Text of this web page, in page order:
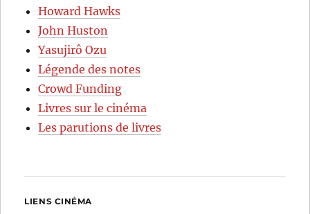
Howard Hawks
John Huston
Yasujirô Ozu
Légende des notes
Crowd Funding
Livres sur le cinéma
Les parutions de livres
LIENS CINÉMA